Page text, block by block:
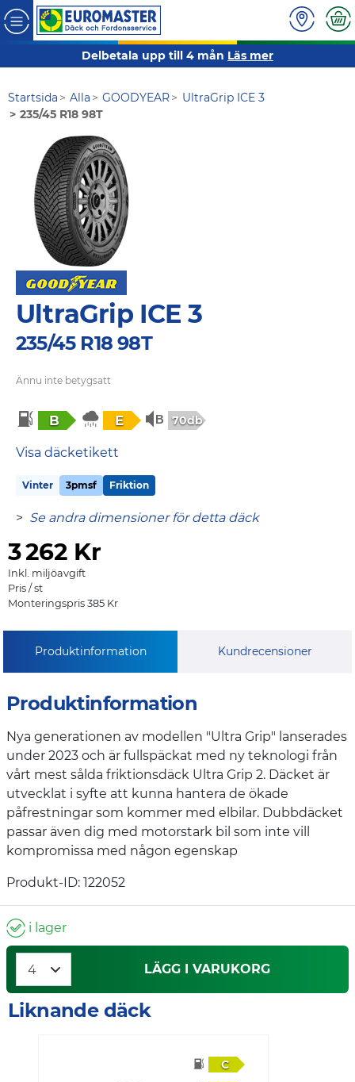
Delbetala upp till 4 mån Läs mer
Startsida Alla GOODYEAR
UltraGrip ICE 3
235/45 R18 98T
UltraGrip ICE 3
235/45 R18 98T
Ännu inte betygsatt
B E 70db
Visa däcketikett
Vinter 3pmsf Friktion
> Se andra dimensioner för detta däck
3262 Kr
Inkl. miljöavgift
Pris / st
Monteringspris 385 Kr
Produktinformation Kundrecensioner
Produktinformation
Nya generationen av modellen "Ultra Grip" lanserades
under 2023 och är fullspäckat med ny teknologi från
vårt mest sålda friktionsdäck Ultra Grip 2. Däcket är
utvecklat i syfte att kunna hantera de ökade
påfrestningar som kommer med elbilar. Dubbdäcket
passar även dig med motorstark bil som inte vill
kompromissa med någon egenskap
Produkt-ID: 122052
i lager
LÄGG I VARUKORG
Liknande däck
C